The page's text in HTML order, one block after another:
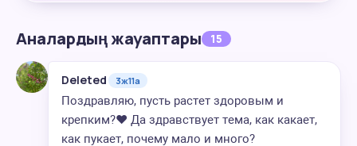
Аналардың жауаптары 15
Deleted 3ж11а
Поздравляю, пусть растет здоровым и
крепким?❤️ Да здравствует тема, как какает,
как пукает, почему мало и много?